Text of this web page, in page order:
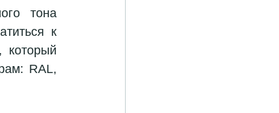
тона
к
который
RAL,